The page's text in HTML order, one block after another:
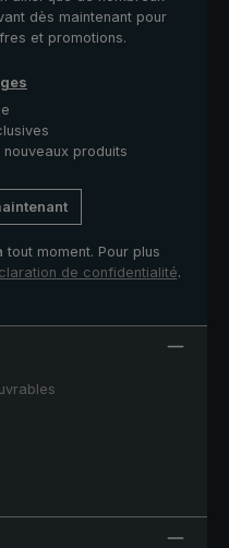
dès maintenant pour
et promotions.
nouveaux produits
moment. Pour plus
de confidentialité.